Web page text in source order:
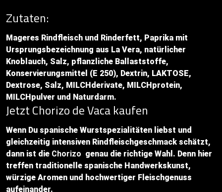
Zutaten:
Mageres Rindfleisch und Rinderfett, Paprika mit
Ursprungsbezeichnung aus La Vera, natürlicher
Knoblauch, Salz, pflanzliche Ballaststoffe,
Konservierungsmittel (E 250), Dextrin, LAKTOSE,
Dextrose, Salz, MILCHderivate, MILCHprotein,
MILCHpulver und Naturdarm.
Jetzt Chorizo de Vaca kaufen
Wenn Du spanische Wurstspezialitäten liebst und
gleichzeitig intensiven Rindfleischgeschmack schätzt,
dann ist die Chorizo genau die richtige Wahl. Denn hier
treffen traditionelle spanische Handwerkskunst,
würzige Aromen und hochwertiger Fleischgenuss
aufeinander.